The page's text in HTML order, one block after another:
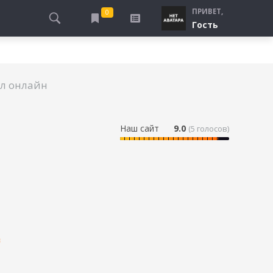
ПРО ШКОЛУ, ПОДРОСТКОВ
0
БУДУ СМОТРЕТЬ
ПРИВЕТ,
Гость
онлайн
Наш сайт 9.0 (5 голосов)